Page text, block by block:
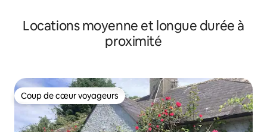
Locations moyenne et longue durée à
proximité
Coup de cœur voyageurs
Coup de cœur voyageurs